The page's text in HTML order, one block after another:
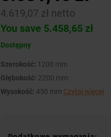
4.619,07 zł netto
You save 5.458,65 zł
Dostępny
Szerokość: 1200 mm
Głębokość: 2200 mm
Wysokość: 450 mm Czytaj więcej